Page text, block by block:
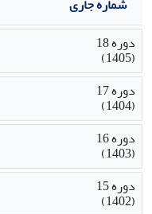
دوره 18
(1405)
دوره 17
(1404)
دوره 16
(1403)
دوره 15
(1402)